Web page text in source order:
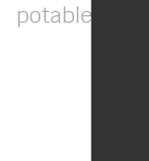
potable/